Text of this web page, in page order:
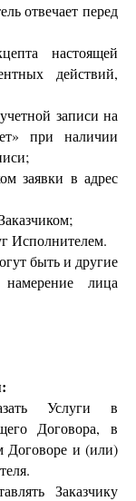
отвечает перед
настоящей
действий,
записи на
при наличии
заявки в адрес
Исполнителем.
быть и другие
лица
Услуги в
Договора, в
Договоре и (или)
Заказчику